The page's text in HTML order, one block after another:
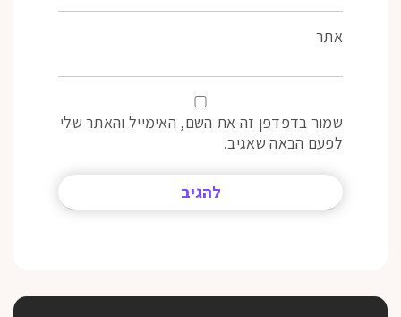
אתר
שמור בדפדפן זה את השם, האימייל והאתר שלי
לפעם הבאה שאגיב.